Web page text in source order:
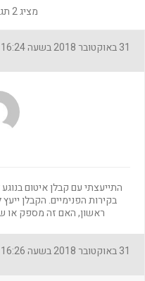
מציג 2 תגובות משורשרות
31 באוקטובר 2018 בשעה 16:24
התייעצתי עם קבלן איטום
בקירות הפנימיים. הקבלן
ראשון, האם זה מספק או
31 באוקטובר 2018 בשעה 16:26